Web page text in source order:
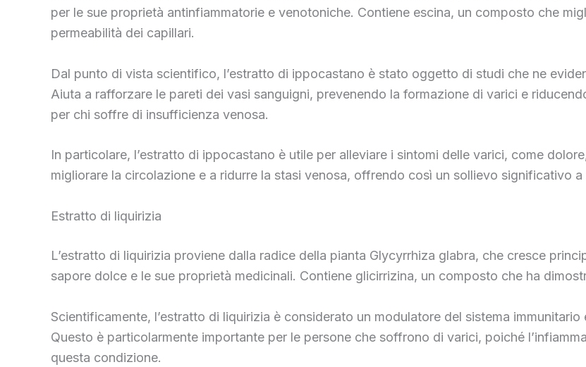
per le sue proprietà antinfiammatorie e venotoniche. Contiene escina, un composto che
permeabilità dei capillari.
Dal punto di vista scientifico, l’estratto di ippocastano è stato oggetto di studi che ne
Aiuta a rafforzare le pareti dei vasi sanguigni, prevenendo la formazione di varici e
per chi soffre di insufficienza venosa.
In particolare, l’estratto di ippocastano è utile per alleviare i sintomi delle varici, come
migliorare la circolazione e a ridurre la stasi venosa, offrendo così un sollievo significativo
Estratto di liquirizia
L’estratto di liquirizia proviene dalla radice della pianta Glycyrrhiza glabra, che cresce
sapore dolce e le sue proprietà medicinali. Contiene glicirrizina, un composto che ha
Scientificamente, l’estratto di liquirizia è considerato un modulatore del sistema
Questo è particolarmente importante per le persone che soffrono di varici, poiché
questa condizione.